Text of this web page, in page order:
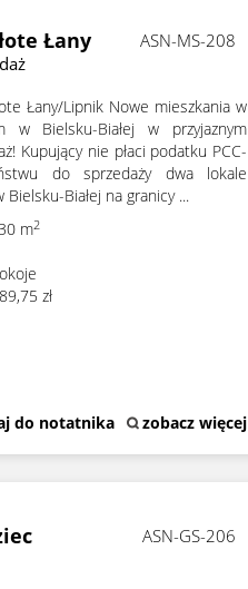
Łany ASN-MS-208
Łany/Lipnik Nowe mieszkania w
w Bielsku-Białej w przyjaznym
Kupujący nie płaci podatku PCC-
do sprzedaży dwa lokale
Białej na granicy ...
m2
zł
do notatnika zobacz więcej
ASN-GS-206